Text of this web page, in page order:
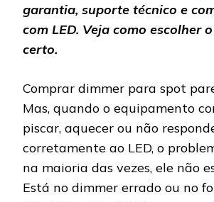
garantia, suporte técnico e
com LED. Veja como escolher
certo.
Comprar dimmer para spot
Mas, quando o equipamento
piscar, aquecer ou não
corretamente ao LED, o
na maioria das vezes, ele não
Está no dimmer errado ou no